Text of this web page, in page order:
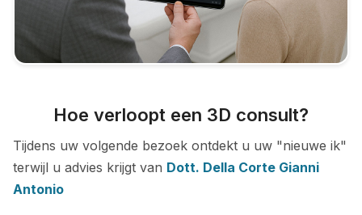
Hoe verloopt een 3D consult?
Tijdens uw volgende bezoek ontdekt u uw "nieuwe ik"
terwijl u advies krijgt van Dott. Della Corte Gianni
Antonio